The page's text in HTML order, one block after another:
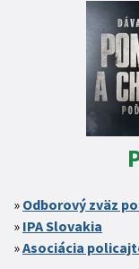
Odborový zväz
IPA Slovakia
Asociácia